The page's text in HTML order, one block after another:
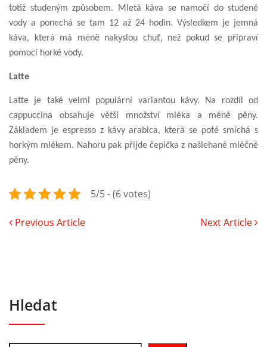
totiž studeným způsobem. Mletá káva se namočí do studené
vody a ponechá se tam 12 až 24 hodin. Výsledkem je jemná
káva, která má méně nakyslou chuť, než pokud se připraví
pomocí horké vody.
Latte
Latte je také velmi populární variantou kávy. Na rozdíl od
cappuccina obsahuje větší množství mléka a méně pěny.
Základem je espresso z kávy arabica, která se poté smíchá s
horkým mlékem. Nahoru pak přijde čepička z našlehané mléčné
pěny.
5/5 - (6 votes)
Previous Article Next Article
Hledat